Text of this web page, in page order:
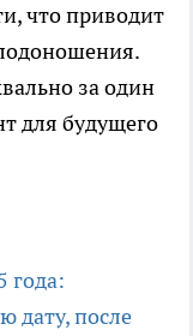
что приводит
за один
для будущего
года:
дату, после